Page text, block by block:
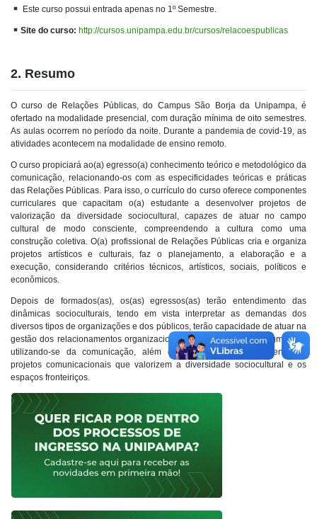
Este curso possui entrada apenas no 1º Semestre.
Site do curso: http://cursos.unipampa.edu.br/cursos/relacoespublicas
2. Resumo
O curso de Relações Públicas, do Campus São Borja da Unipampa, é
ofertado na modalidade presencial, com duração mínima de oito semestres.
As aulas ocorrem no período da noite. Durante a pandemia de covid-19, as
atividades acontecem na modalidade de ensino remoto.
O curso propiciará ao(a) egresso(a) conhecimento teórico e metodológico da
comunicação, relacionando-os com as especificidades teóricas e práticas
das Relações Públicas. Para isso, o currículo do curso oferece componentes
curriculares que capacitam o(a) estudante a desenvolver projetos de
valorização da diversidade sociocultural, capazes de atuar no campo
cultural de modo consciente, compreendendo a cultura como uma
construção coletiva. O(a) profissional de Relações Públicas cria e organiza
projetos artísticos e culturais, faz o planejamento, a elaboração e a
execução, considerando critérios técnicos, artísticos, sociais, políticos e
econômicos.
Depois de formados(as), os(as) egressos(as) terão entendimento das
dinâmicas socioculturais, tendo em vista interpretar as demandas dos
diversos tipos de organizações e dos públicos, terão capacidade de atuar na
gestão dos relacionamentos organizacionais em seus diversos segmentos,
utilizando-se da comunicação, além da capacidade para desenvolver
projetos comunicacionais que valorizem a diversidade sociocultural e os
espaços fronteiriços.